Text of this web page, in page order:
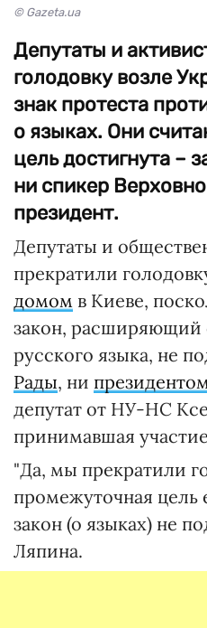
© Gazeta.ua
Депутаты и
голодовку возле
знак протеста
о языках. Они
цель достигнута –
ни спикер
президент.
Депутаты и
прекратили
домом в Киеве,
закон,
русского языка, не
Рады, ни
депутат от НУ-НС
принимавшая
"Да, мы прекратили
промежуточная цель
закон (о языках) не
Ляпина.